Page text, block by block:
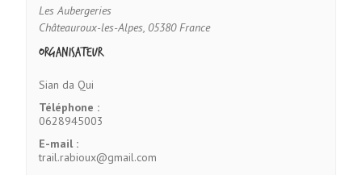
Les Aubergeries
Châteauroux-les-Alpes, 05380 France
Organisateur
Sian da Qui
Téléphone :
0628945003
E-mail :
trail.rabioux@gmail.com